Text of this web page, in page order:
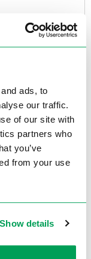
ads, to
our traffic.
of our site with
partners who
you’ve
from your use
Show details